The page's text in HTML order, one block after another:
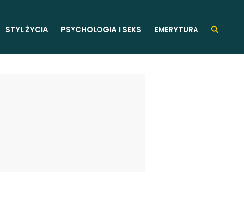
STYL ŻYCIA PSYCHOLOGIA I SEKS EMERYTURA